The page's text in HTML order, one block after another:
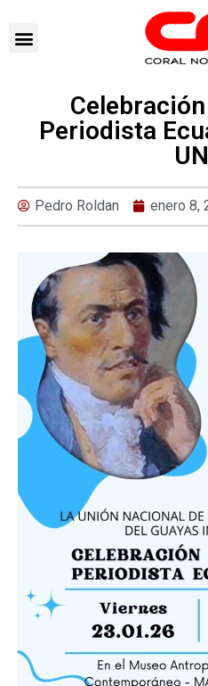
Periodista
Pedro Roldan enero 8,